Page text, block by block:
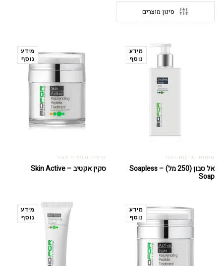
סינון מוצרים
מידע
נוסף
טיפוח ושיקום העור
אל סבון (250 מל) – Soapless
Soap
מידע
נוסף
טיפוח ושיקום העור
סקין אקטיב – Skin Active
מידע
נוסף
מידע
נוסף